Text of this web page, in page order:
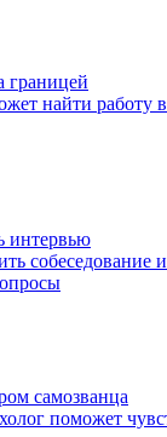
границей
найти работу
интервью
собеседование и
самозванца
поможет